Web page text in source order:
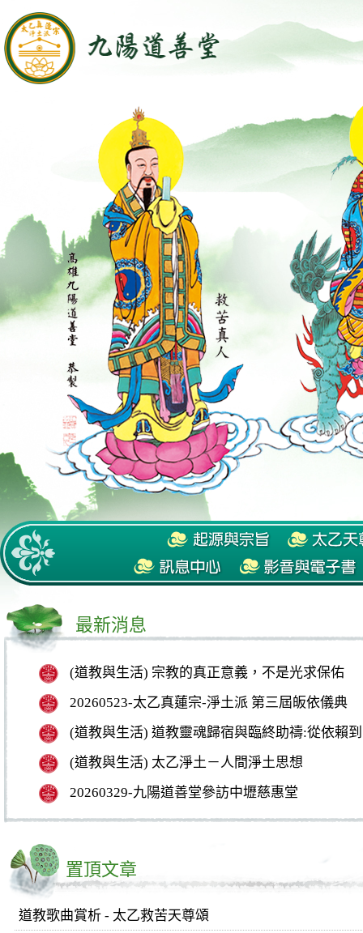
最新消息
(道教與生活) 宗教的真正意義，不是光求保佑
20260523-太乙真蓮宗-淨土派 第三屆皈依儀典
(道教與生活) 道教靈魂歸宿與臨終助禱:從依賴
(道教與生活) 太乙淨土－人間淨土思想
20260329-九陽道善堂參訪中壢慈惠堂
置頂文章
道教歌曲賞析 - 太乙救苦天尊頌